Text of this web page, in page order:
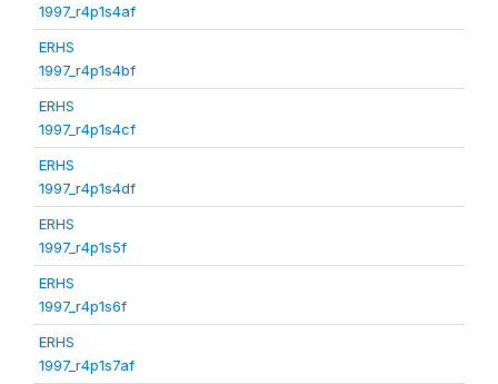
1997_r4p1s4af
ERHS
1997_r4p1s4bf
ERHS
1997_r4p1s4cf
ERHS
1997_r4p1s4df
ERHS
1997_r4p1s5f
ERHS
1997_r4p1s6f
ERHS
1997_r4p1s7af